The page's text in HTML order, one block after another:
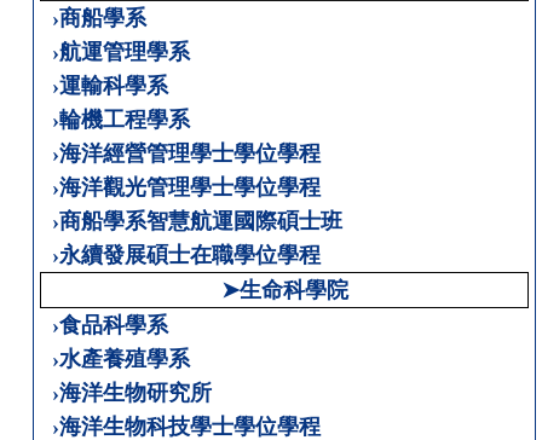
›商船學系
›航運管理學系
›運輸科學系
›輪機工程學系
›海洋經營管理學士學位學程
›海洋觀光管理學士學位學程
›商船學系智慧航運國際碩士班
›永續發展碩士在職學位學程
➤生命科學院
›食品科學系
›水產養殖學系
›海洋生物研究所
›海洋生物科技學士學位學程